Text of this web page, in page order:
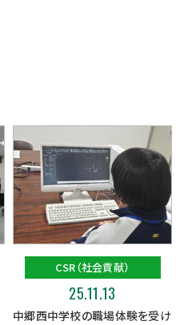
CSR（社会貢献）
25.11.13
中郷西中学校の職場体験を受け